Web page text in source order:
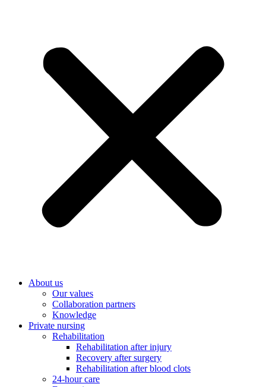
About us
Our values
Collaboration partners
Knowledge
Private nursing
Rehabilitation
Rehabilitation after injury
Recovery after surgery
Rehabilitation after blood clots
24-hour care